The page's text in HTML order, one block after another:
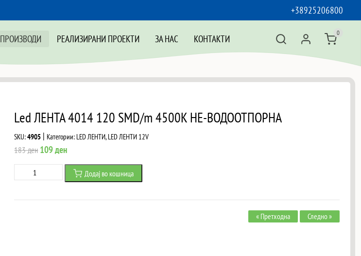
+38925206800
ПРОИЗВОДИ
РЕАЛИЗИРАНИ ПРОЕКТИ ЗА НАС КОНТАКТИ 0
Led ЛЕНТА 4014 120 SMD/m 4500K НЕ-ВОДООТПОРНА
SKU:4905 | Категории: LED ЛЕНТИ,LED ЛЕНТИ 12V
183ден Original
price
109денCurrent
price
ЛЕНТА
4014
Додај во кошница
« Претходна Следно »